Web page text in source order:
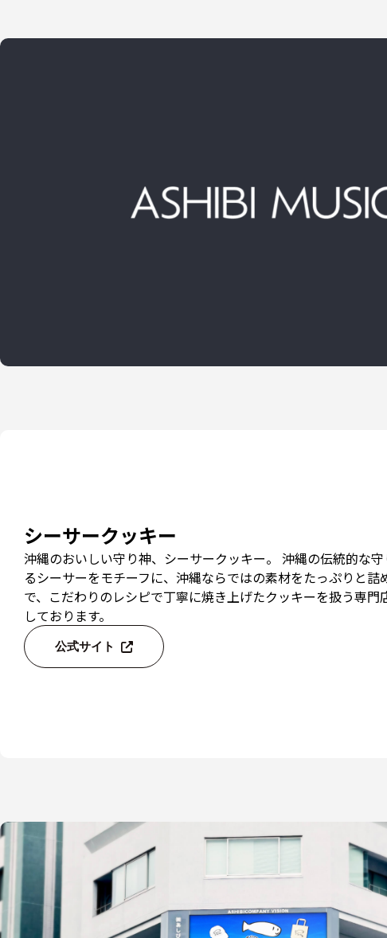
シーサークッキー
沖縄のおいしい守り神、シーサークッキー。 沖縄の伝統的な
るシーサーをモチーフに、沖縄ならではの素材をたっぷりと詰
で、こだわりのレシピで丁寧に焼き上げたクッキーを扱う専門
しております。
公式サイト